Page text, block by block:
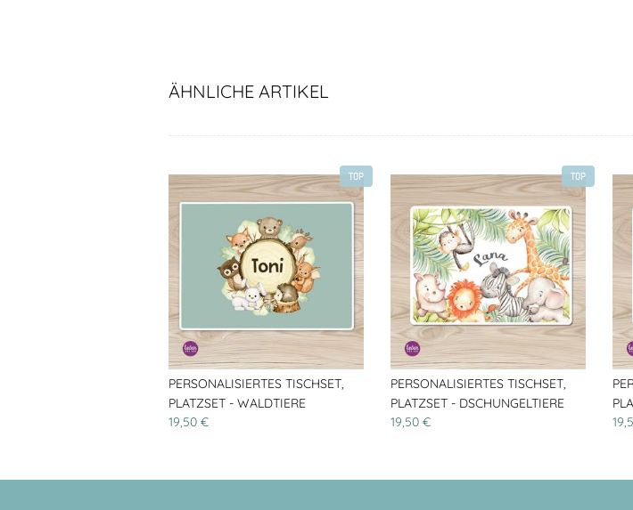
ÄHNLICHE ARTIKEL
TOP
PERSONALISIERTES TISCHSET,
PLATZSET - WALDTIERE
19,50 €
TOP
PERSONALISIERTES TISCHSET,
PLATZSET - DSCHUNGELTIERE
19,50 €